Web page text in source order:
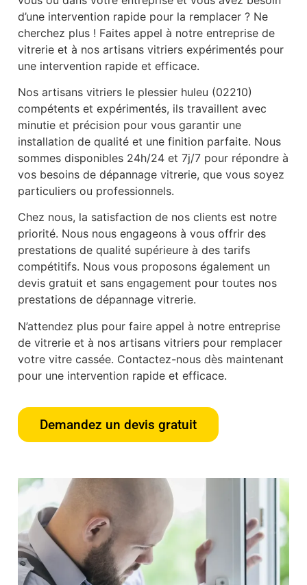
d’une intervention rapide pour la remplacer ? Ne
cherchez plus ! Faites appel à notre entreprise de
vitrerie et à nos artisans vitriers expérimentés pour
une intervention rapide et efficace.
Nos artisans vitriers le plessier huleu (02210)
compétents et expérimentés, ils travaillent avec
minutie et précision pour vous garantir une
installation de qualité et une finition parfaite. Nous
sommes disponibles 24h/24 et 7j/7 pour répondre à
vos besoins de dépannage vitrerie, que vous soyez
particuliers ou professionnels.
Chez nous, la satisfaction de nos clients est notre
priorité. Nous nous engageons à vous offrir des
prestations de qualité supérieure à des tarifs
compétitifs. Nous vous proposons également un
devis gratuit et sans engagement pour toutes nos
prestations de dépannage vitrerie.
N’attendez plus pour faire appel à notre entreprise
de vitrerie et à nos artisans vitriers pour remplacer
votre vitre cassée. Contactez-nous dès maintenant
pour une intervention rapide et efficace.
Demandez un devis gratuit